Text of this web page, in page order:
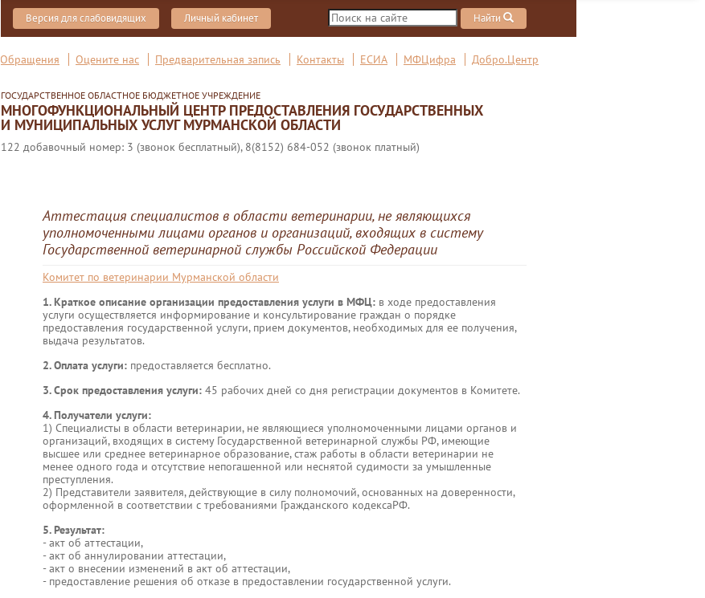
Версия для слабовидящих Личный кабинет Найти
Обращения Оцените нас Предварительная запись Контакты ЕСИА МФЦифра Добро.Центр
ГОСУДАРСТВЕННОЕ ОБЛАСТНОЕ БЮДЖЕТНОЕ УЧРЕЖДЕНИЕ
МНОГОФУНКЦИОНАЛЬНЫЙ ЦЕНТР ПРЕДОСТАВЛЕНИЯ ГОСУДАРСТВЕННЫХ
И МУНИЦИПАЛЬНЫХ УСЛУГ МУРМАНСКОЙ ОБЛАСТИ
122 добавочный номер: 3 (звонок бесплатный), 8(8152) 684-052 (звонок платный)
Аттестация специалистов в области ветеринарии, не являющихся
уполномоченными лицами органов и организаций, входящих в систему
Государственной ветеринарной службы Российской Федерации
Комитет по ветеринарии Мурманской области
1. Краткое описание организации предоставления услуги в МФЦ: в ходе предоставления
услуги осуществляется информирование и консультирование граждан о порядке
предоставления государственной услуги, прием документов, необходимых для ее получения,
выдача результатов.
2. Оплата услуги: предоставляется бесплатно.
3. Срок предоставления услуги: 45 рабочих дней со дня регистрации документов в Комитете.
4. Получатели услуги:
1) Специалисты в области ветеринарии, не являющиеся уполномоченными лицами органов и
организаций, входящих в систему Государственной ветеринарной службы РФ, имеющие
высшее или среднее ветеринарное образование, стаж работы в области ветеринарии не
менее одного года и отсутствие непогашенной или неснятой судимости за умышленные
преступления.
2) Представители заявителя, действующие в силу полномочий, основанных на доверенности,
оформленной в соответствии с требованиями Гражданского кодексаРФ.
5. Результат:
- акт об аттестации,
- акт об аннулировании аттестации,
- акт о внесении изменений в акт об аттестации,
- предоставление решения об отказе в предоставлении государственной услуги.